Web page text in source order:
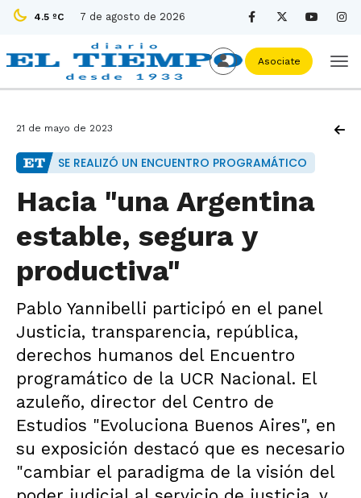
4.5 ºC 7 de agosto de 2026
Asociate
21 de mayo de 2023
SE REALIZÓ UN ENCUENTRO PROGRAMÁTICO
Hacia "una Argentina
estable, segura y
productiva"
Pablo Yannibelli participó en el panel
Justicia, transparencia, república,
derechos humanos del Encuentro
programático de la UCR Nacional. El
azuleño, director del Centro de
Estudios "Evoluciona Buenos Aires", en
su exposición destacó que es necesario
"cambiar el paradigma de la visión del